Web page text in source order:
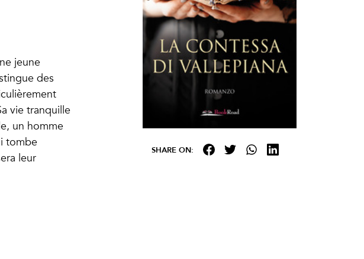
jeune
des
vie tranquille
un homme
tombe
leur
SHARE ON: